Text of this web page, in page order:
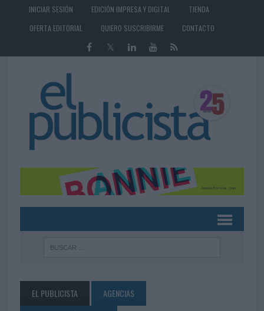
INICIAR SESIÓN EDICIÓN IMPRESA Y DIGITAL
TIENDA
OFERTA EDITORIAL
QUIERO SUSCRIBIRME CONTACTO
EL PUBLICISTA
AGENCIAS